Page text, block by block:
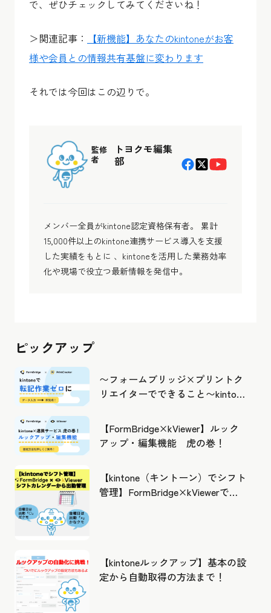
で、ぜひチェックしてみてくださいね！
＞関連記事：
【新機能】あなたのkintoneがお客
様や会員との情報共有基盤に変わります
それでは今回はこの辺りで。
監修
者
トヨクモ編集
部
メンバー全員がkintone認定資格保有者。 累計
15,000件以上のkintone連携サービス導入を支援
した実績をもとに 、kintoneを活用した業務効率
化や現場で役立つ最新情報を発信中。
ピックアップ
〜フォームブリッジ×プリントク
リエイターでできること〜kintone
【FormBridge×kViewer】ルック
アップ・編集機能 虎の巻！
【kintone（キントーン）でシフト
管理】FormBridge×kViewerで作
【kintoneルックアップ】基本の設
定から自動取得の方法まで！